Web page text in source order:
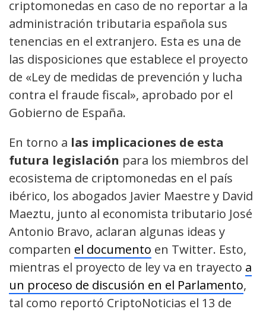
criptomonedas en caso de no reportar a la
administración tributaria española sus
tenencias en el extranjero. Esta es una de
las disposiciones que establece el proyecto
de «Ley de medidas de prevención y lucha
contra el fraude fiscal», aprobado por el
Gobierno de España.
En torno a las implicaciones de esta
futura legislación para los miembros del
ecosistema de criptomonedas en el país
ibérico, los abogados Javier Maestre y David
Maeztu, junto al economista tributario José
Antonio Bravo, aclaran algunas ideas y
comparten el documento en Twitter. Esto,
mientras el proyecto de ley va en trayecto a
un proceso de discusión en el Parlamento,
tal como reportó CriptoNoticias el 13 de